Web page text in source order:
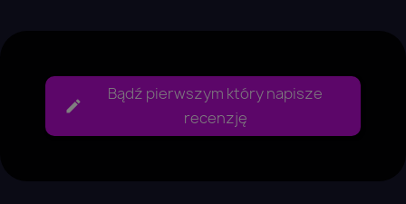
Bądź pierwszym który napisze
recenzję